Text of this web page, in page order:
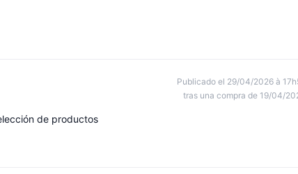
Publicado el 29/04/2026 à
tras una compra de 19/04/
de productos